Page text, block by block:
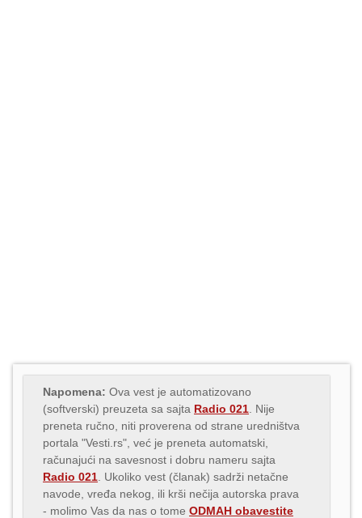
Napomena: Ova vest je automatizovano
(softverski) preuzeta sa sajta Radio 021 . Nije
preneta ručno, niti proverena od strane uredništva
portala "Vesti.rs", već je preneta automatski,
računajući na savesnost i dobru nameru sajta
Radio 021 . Ukoliko vest (članak) sadrži netačne
navode, vređa nekog, ili krši nečija autorska prava
- molimo Vas da nas o tome ODMAH obavestite